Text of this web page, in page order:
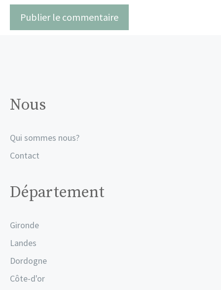
Nous
Qui sommes nous?
Contact
Département
Gironde
Landes
Dordogne
Côte-d'or